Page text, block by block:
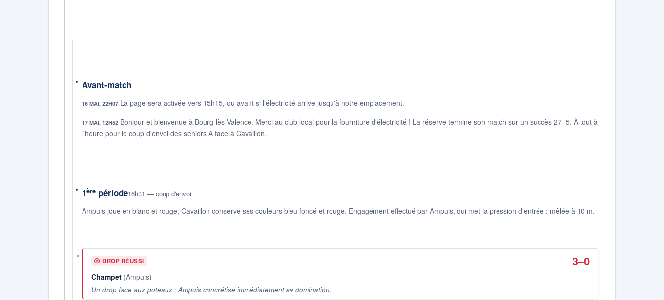
Avant-match
16 MAI, 22H07 La page sera activée vers 15h15, ou avant si l'électricité arrive jusqu'à notre emplacement.
17 MAI, 12H52 Bonjour et bienvenue à Bourg-lès-Valence. Merci au club local pour la fourniture d'électricité ! La réserve termine son match sur un succès 27–5. À tout à
l'heure pour le coup d'envoi des seniors A face à Cavaillon.
1ère période16h31 — coup d'envoi
Ampuis joue en blanc et rouge, Cavaillon conserve ses couleurs bleu foncé et rouge. Engagement effectué par Ampuis, qui met la pression d'entrée : mêlée à 10 m.
DROP RÉUSSI 3–0
Champet (Ampuis)
Un drop face aux poteaux : Ampuis concrétise immédiatement sa domination.